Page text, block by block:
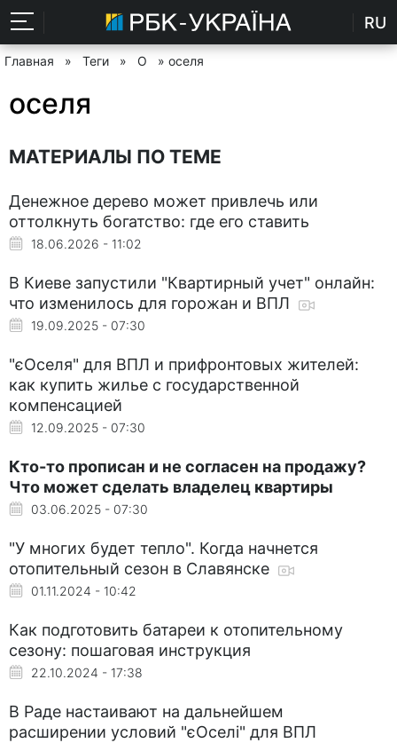
RU
Главная » Теги » О » оселя
оселя
МАТЕРИАЛЫ ПО ТЕМЕ
Денежное дерево может привлечь или
оттолкнуть богатство: где его ставить
18.06.2026 - 11:02
В Киеве запустили "Квартирный учет" онлайн:
что изменилось для горожан и ВПЛ
19.09.2025 - 07:30
"єОселя" для ВПЛ и прифронтовых жителей:
как купить жилье с государственной
компенсацией
12.09.2025 - 07:30
Кто-то прописан и не согласен на продажу?
Что может сделать владелец квартиры
03.06.2025 - 07:30
"У многих будет тепло". Когда начнется
отопительный сезон в Славянске
01.11.2024 - 10:42
Как подготовить батареи к отопительному
сезону: пошаговая инструкция
22.10.2024 - 17:38
В Раде настаивают на дальнейшем
расширении условий "єОселі" для ВПЛ